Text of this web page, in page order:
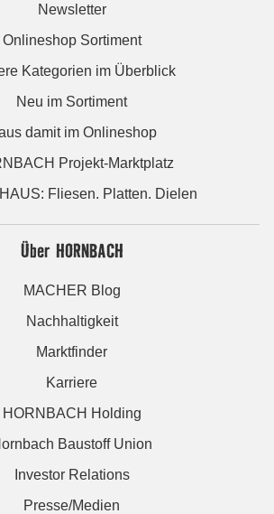
Newsletter
Onlineshop Sortiment
Kategorien im Überblick
Neu im Sortiment
damit im Onlineshop
Projekt-Marktplatz
Fliesen. Platten. Dielen
Über HORNBACH
MACHER Blog
Nachhaltigkeit
Marktfinder
Karriere
HORNBACH Holding
Baustoff Union
Investor Relations
Presse/Medien